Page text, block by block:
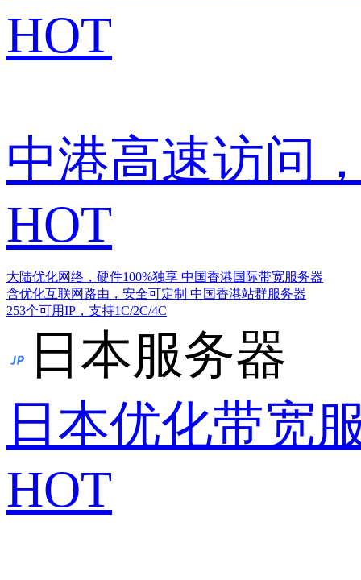
HOT
中港高速访问
HOT
大陆优化网络，硬件100%独享 中国香港国际带宽服务器
含优化互联网路由，安全可定制 中国香港站群服务器
253个可用IP，支持1C/2C/4C
日本服务器
日本优化带宽
HOT